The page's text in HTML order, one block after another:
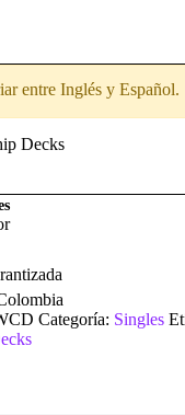
entre Inglés y Español.
Decks
Categoría: Singles